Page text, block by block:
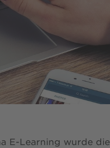
E-Learning wurde die